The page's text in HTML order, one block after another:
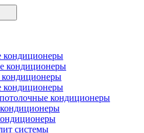
кондиционеры
кондиционеры
кондиционеры
кондиционеры
кондиционеры
системы